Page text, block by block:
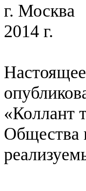
г. Москва
2014 г.
«Коллант
Общества